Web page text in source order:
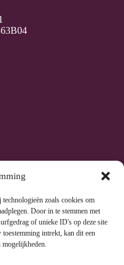
zoals cookies om
Door in te stemmen met
of unieke ID's op deze site
intrekt, kan dit een
mogelijkheden.